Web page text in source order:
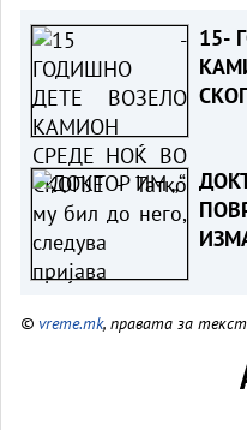
15-
© vreme.mk, правата за